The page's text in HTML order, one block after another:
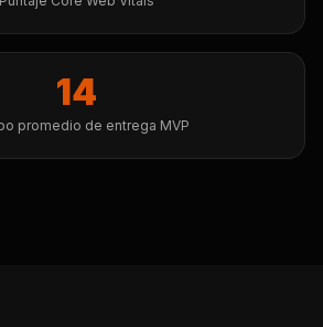
14
promedio de entrega MVP